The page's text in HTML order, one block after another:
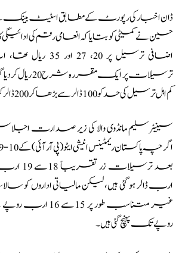
ڈان اخبار کی رپورٹ کے مطابقاسٹیٹ بینک
حسین نے کمیٹی کو بتایا کہ انعامی رقم کی
اضافی ترسیل پر
ترسیلات پر ایک
کم اہل ترسیل کی حد کو 100 ڈالر سے بڑھا کر 200 ڈالر کر دیا گیا ہے۔
سینیٹر سلیم مانڈوی والاکی زیر صدارت
ارب ڈالر ہو گئی ہیں، لیکن مالیاتی اداروں کو
روپے تک پہنچ گئی ہیں۔